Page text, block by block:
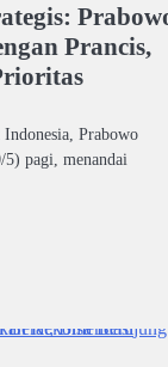
Prancis,
Prabowo
pagi, menandai